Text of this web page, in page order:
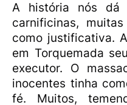
A história nós dá
carnificinas,
como justificativa.
em Torquemada
executor. O
inocentes tinha
fé. Muitos,